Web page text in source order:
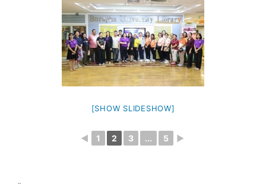
[SHOW SLIDESHOW]
◄ 1 2 3 ... 5 ►